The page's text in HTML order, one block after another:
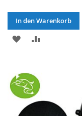
In den Warenkorb
ZUR
HINZUFÜGEN